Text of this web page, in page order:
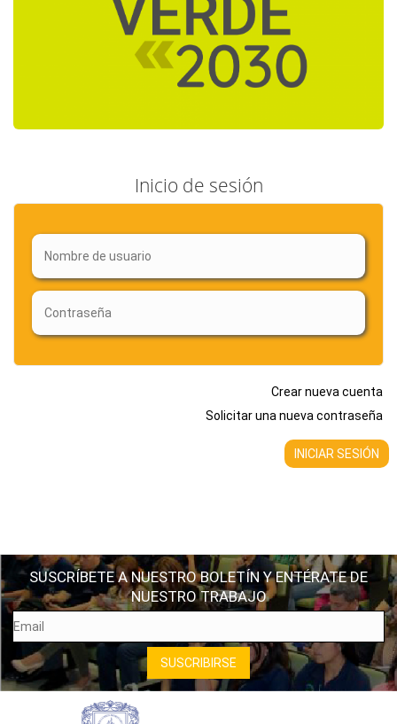
Inicio de sesión
Crear nueva cuenta
Solicitar una nueva contraseña
SUSCRÍBETE A NUESTRO BOLETÍN Y ENTÉRATE DE
NUESTRO TRABAJO